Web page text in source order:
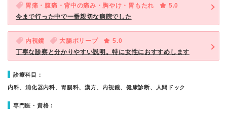
胃痛・腹痛・背中の痛み・胸やけ・胃もたれ
5.0
今まで行った中で一番親切な病院でした
内視鏡 大腸ポリープ
5.0
丁寧な診察と分かりやすい説明。特に女性におすすめします
診療科目：
内科、消化器内科、胃腸科、漢方、内視鏡、健康診断、人間ドック
専門医・資格：